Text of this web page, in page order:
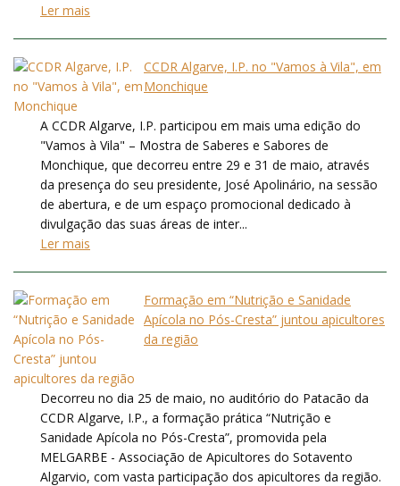
Ler mais
CCDR Algarve, I.P. no "Vamos à Vila", em
Monchique
A CCDR Algarve, I.P. participou em mais uma edição do
"Vamos à Vila" – Mostra de Saberes e Sabores de
Monchique, que decorreu entre 29 e 31 de maio, através
da presença do seu presidente, José Apolinário, na sessão
de abertura, e de um espaço promocional dedicado à
divulgação das suas áreas de inter...
Ler mais
Formação em “Nutrição e Sanidade
Apícola no Pós-Cresta” juntou apicultores
da região
Decorreu no dia 25 de maio, no auditório do Patacão da
CCDR Algarve, I.P., a formação prática “Nutrição e
Sanidade Apícola no Pós-Cresta”, promovida pela
MELGARBE - Associação de Apicultores do Sotavento
Algarvio, com vasta participação dos apicultores da região.